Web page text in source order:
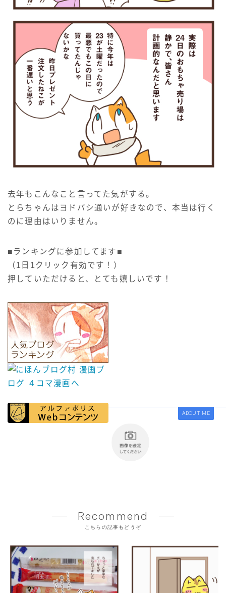
去年もこんなこと言ってた気がする。
とらちゃんはヨドバシ通いが好きなので、本当は行く
のに理由はいりません。
■ランキングに参加してます■
（1日1クリック有効です！）
押していただけると、とても嬉しいです！
ABOUT ME
Recommend
こちらの記事もどうぞ